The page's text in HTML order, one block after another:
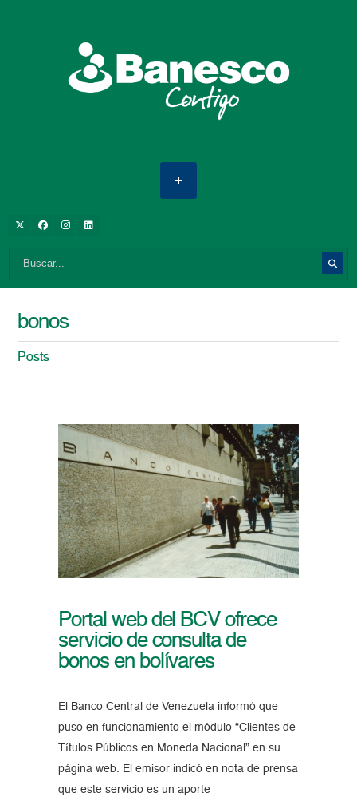
bonos
Posts
Portal web del BCV ofrece
servicio de consulta de
bonos en bolívares
El Banco Central de Venezuela informó que
puso en funcionamiento el módulo “Clientes de
Títulos Públicos en Moneda Nacional” en su
página web. El emisor indicó en nota de prensa
que este servicio es un aporte